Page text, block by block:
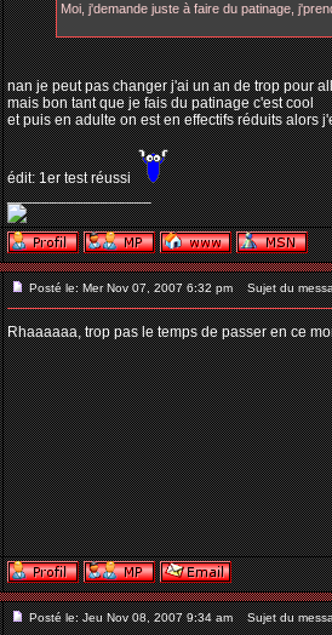
Moi, j'demande juste à faire du patinage,
nan je peut pas changer j'ai un an de trop pour
mais bon tant que je fais du patinage c'est cool
et puis en adulte on est en effectifs réduits alors
édit: 1er test réussi
_________________
Posté le: Mer Nov 07, 2007 6:32 pm Sujet du
Rhaaaaaa, trop pas le temps de passer en ce
Posté le: Jeu Nov 08, 2007 9:34 am Sujet du